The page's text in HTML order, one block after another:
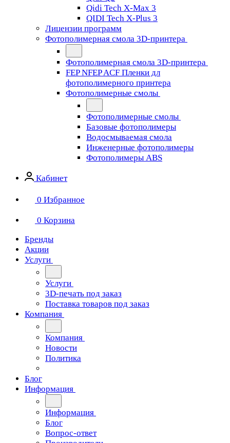
Qidi Tech X-Max 3
QIDI Tech X-Plus 3
Лицензии программ
Фотополимерная смола 3D-принтера
Фотополимерная смола 3D-принтера
FEP NFEP ACF Пленки дл
фотополимерного принтера
Фотополимерные смолы
Фотополимерные смолы
Базовые фотополимеры
Водосмываемая смола
Инженерные фотополимеры
Фотополимеры ABS
Кабинет
0 Избранное
0 Корзина
Бренды
Акции
Услуги
Услуги
3D-печать под заказ
Поставка товаров под заказ
Компания
Компания
Новости
Политика
Блог
Информация
Информация
Блог
Вопрос-ответ